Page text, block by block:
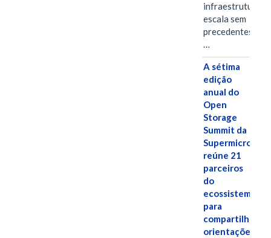
infraestrutura
escala sem
…
A sétima
edição
anual do
Open
Storage
Summit da
Supermicro
reúne 21
parceiros
do
ecossistema
para
compartilhar
orientações